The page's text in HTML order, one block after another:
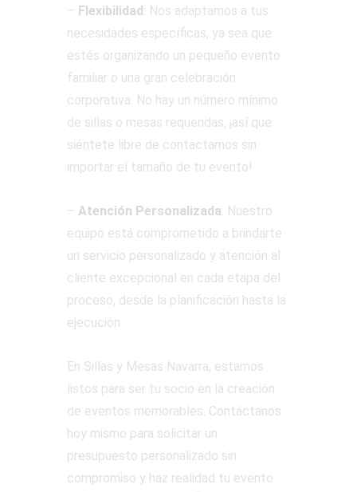
– Flexibilidad: Nos adaptamos a tus
necesidades específicas, ya sea que
estés organizando un pequeño evento
familiar o una gran celebración
corporativa. No hay un número mínimo
de sillas o mesas requeridas, ¡así que
siéntete libre de contactarnos sin
importar el tamaño de tu evento!
– Atención Personalizada: Nuestro
equipo está comprometido a brindarte
un servicio personalizado y atención al
cliente excepcional en cada etapa del
proceso, desde la planificación hasta la
ejecución.
En Sillas y Mesas Navarra, estamos
listos para ser tu socio en la creación
de eventos memorables. Contáctanos
hoy mismo para solicitar un
presupuesto personalizado sin
compromiso y haz realidad tu evento